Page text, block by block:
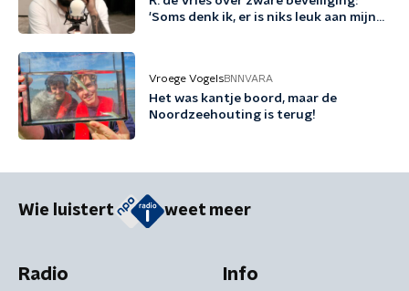
'Soms denk ik, er is niks leuk aan mijn
Vroege VogelsBNNVARA
Het was kantje boord, maar de
Noordzeehouting is terug!
Wie luistert weet meer
Radio Info